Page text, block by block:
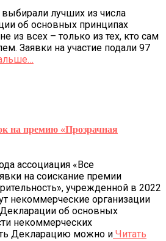
лучших из числа
об основных принципах
из всех – только из тех, кто сам
Заявки на участие подали 97
на премию «Прозрачная
ассоциация «Все
на соискание премии
учрежденной в 2022
некоммерческие организации
об основных
некоммерческих
Декларацию можно и Читать